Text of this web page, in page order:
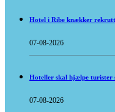
Hotel i Ribe knækker
07-08-2026
Hoteller skal hjælpe turister
07-08-2026